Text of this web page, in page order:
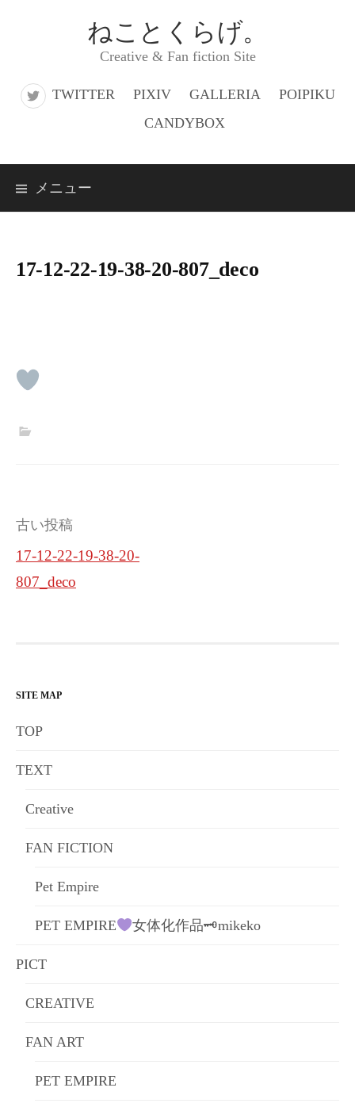
ス
ねことくらげ。
Creative & Fan fiction Site
TWITTER PIXIV GALLERIA
POIPIKU
CANDYBOX
メニュー
17-12-22-19-38-20-807_deco
投
稿
ナ
シ
ョ
古い投稿
17-12-22-19-38-20-
807_deco
SITE MAP
TOP
TEXT
Creative
FAN FICTION
Pet Empire
PET EMPIRE 女体化作品🗝mikeko
PICT
CREATIVE
FAN ART
PET EMPIRE